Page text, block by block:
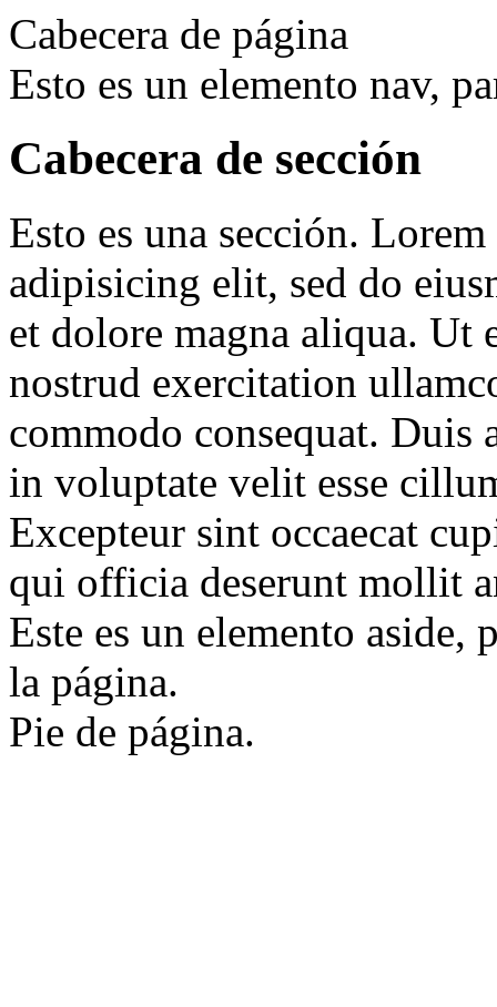
Cabecera de página
Esto es un elemento nav,
Cabecera de sección
Esto es una sección.
adipisicing elit, sed do
et dolore magna aliqua. Ut
nostrud exercitation
commodo consequat.
in voluptate velit esse
Excepteur sint occaecat
qui officia deserunt mollit
Este es un elemento aside,
la página.
Pie de página.